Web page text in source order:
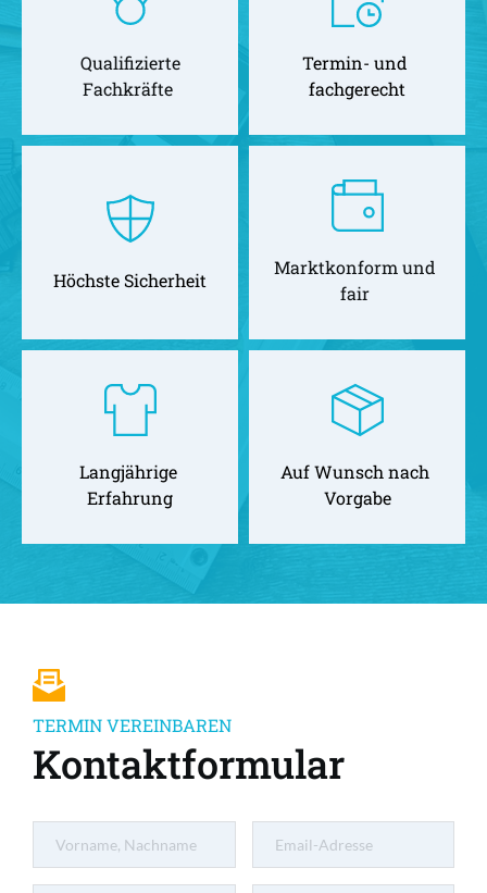
Qualifizierte
Fachkräfte
Termin- und
fachgerecht
Höchste Sicherheit
Marktkonform und
fair
Langjährige
Erfahrung
Auf Wunsch nach
Vorgabe
TERMIN VEREINBAREN
Kontaktformular